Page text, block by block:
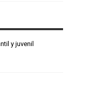
y juvenil